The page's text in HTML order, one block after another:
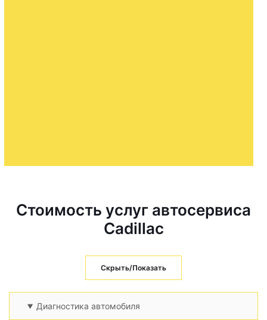
Стоимость услуг автосервиса
Cadillac
Скрыть/Показать
Диагностика автомобиля